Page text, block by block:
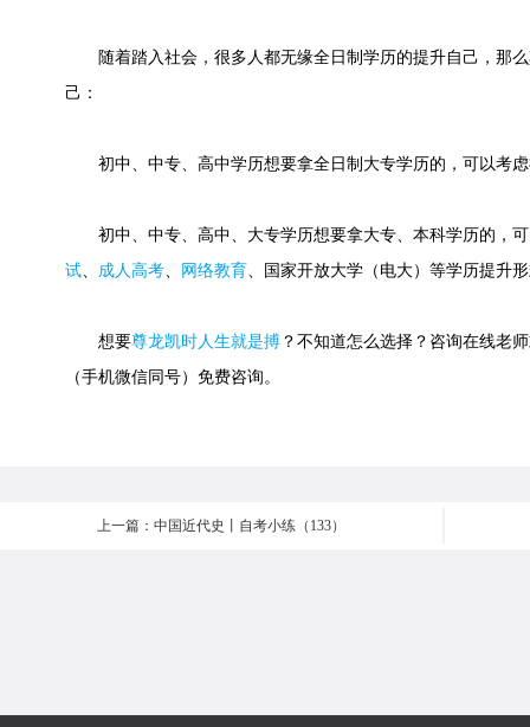
随着踏入社会，很多人都无缘全日制学历的提升自己，那么
己：
初中、中专、高中学历想要拿全日制大专学历的，可以考虑
初中、中专、高中、大专学历想要拿大专、本科学历的，可
试、 成人高考、 网络教育、国家开放大学（电大）等学历提升
想要尊龙凯时人生就是搏 ？不知道怎么选择？咨询在线老
（手机微信同号）免费咨询。
上一篇：中国近代史丨自考小练（133）